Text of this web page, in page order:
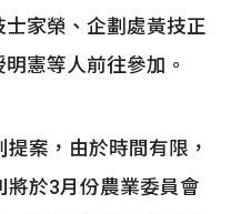
家榮、企劃處黃技正
憲等人前往參加。
案，由於時間有限，
將於3月份農業委員會